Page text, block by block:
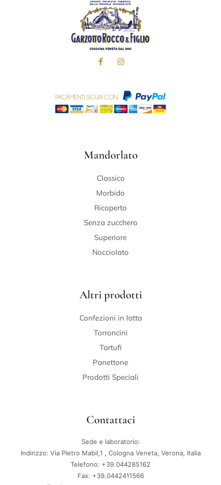
Mandorlato
Classico
Morbido
Ricoperto
Senza zucchero
Superiore
Nocciolato
Altri prodotti
Confezioni in latta
Torroncini
Tartufi
Panettone
Prodotti Speciali
Contattaci
Sede e laboratorio:
Indirizzo: Via Pietro Mabil,1 , Cologna Veneta, Verona, Italia
Telefono: +39.044285162
Fax: +39.0442411566